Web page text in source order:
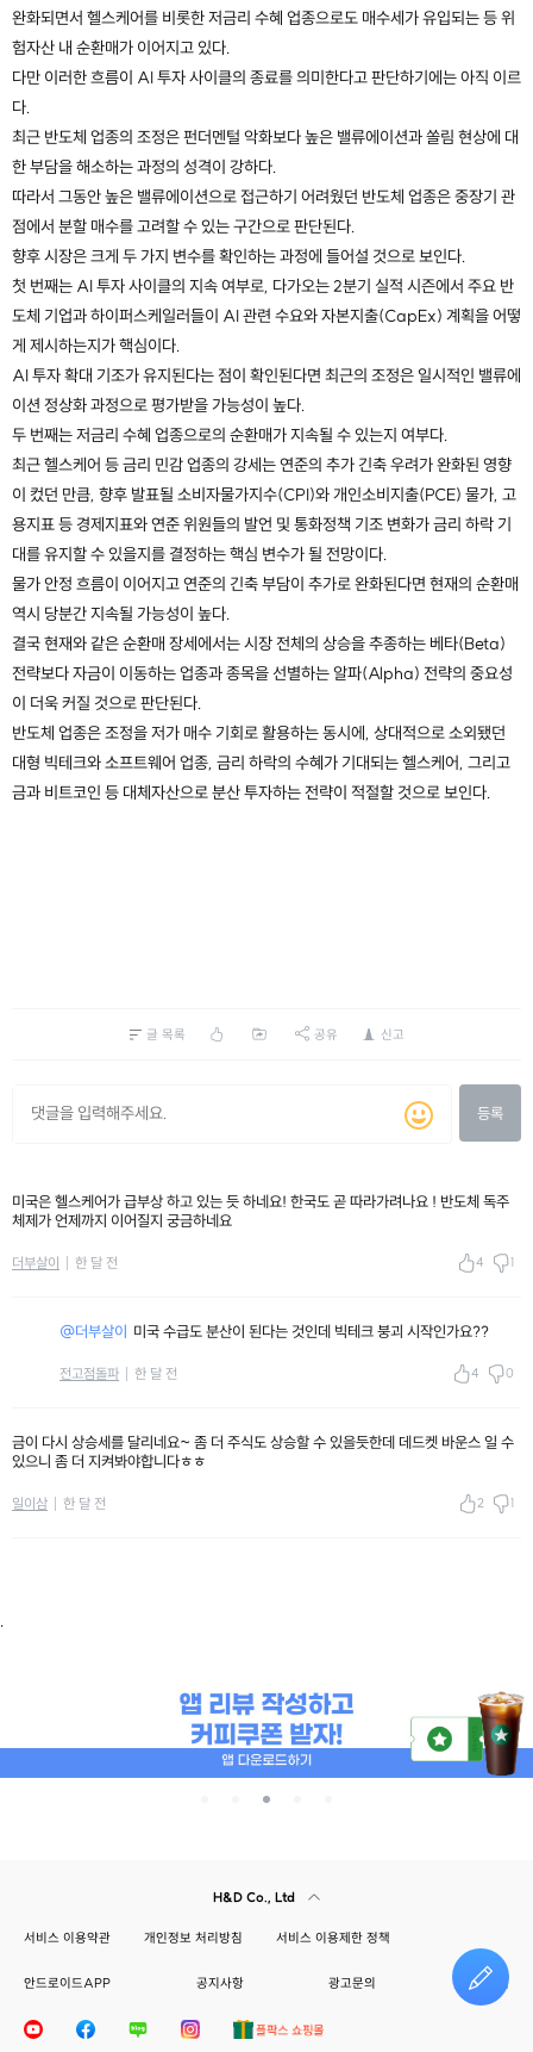
완화되면서 헬스케어를 비롯한 저금리 수혜 업종으로도 매수세가 유입되는 등 위
험자산 내 순환매가 이어지고 있다.
다만 이러한 흐름이 AI 투자 사이클의 종료를 의미한다고 판단하기에는 아직 이르
다.
최근 반도체 업종의 조정은 펀더멘털 악화보다 높은 밸류에이션과 쏠림 현상에 대
한 부담을 해소하는 과정의 성격이 강하다.
따라서 그동안 높은 밸류에이션으로 접근하기 어려웠던 반도체 업종은 중장기 관
점에서 분할 매수를 고려할 수 있는 구간으로 판단된다.
향후 시장은 크게 두 가지 변수를 확인하는 과정에 들어설 것으로 보인다.
첫 번째는 AI 투자 사이클의 지속 여부로, 다가오는 2분기 실적 시즌에서 주요 반
도체 기업과 하이퍼스케일러들이 AI 관련 수요와 자본지출(CapEx) 계획을 어떻
게 제시하는지가 핵심이다.
AI 투자 확대 기조가 유지된다는 점이 확인된다면 최근의 조정은 일시적인 밸류에
이션 정상화 과정으로 평가받을 가능성이 높다.
두 번째는 저금리 수혜 업종으로의 순환매가 지속될 수 있는지 여부다.
최근 헬스케어 등 금리 민감 업종의 강세는 연준의 추가 긴축 우려가 완화된 영향
이 컸던 만큼, 향후 발표될 소비자물가지수(CPI)와 개인소비지출(PCE) 물가, 고
용지표 등 경제지표와 연준 위원들의 발언 및 통화정책 기조 변화가 금리 하락 기
대를 유지할 수 있을지를 결정하는 핵심 변수가 될 전망이다.
물가 안정 흐름이 이어지고 연준의 긴축 부담이 추가로 완화된다면 현재의 순환매
역시 당분간 지속될 가능성이 높다.
결국 현재와 같은 순환매 장세에서는 시장 전체의 상승을 추종하는 베타(Beta)
전략보다 자금이 이동하는 업종과 종목을 선별하는 알파(Alpha) 전략의 중요성
이 더욱 커질 것으로 판단된다.
반도체 업종은 조정을 저가 매수 기회로 활용하는 동시에, 상대적으로 소외됐던
대형 빅테크와 소프트웨어 업종, 금리 하락의 수혜가 기대되는 헬스케어, 그리고
금과 비트코인 등 대체자산으로 분산 투자하는 전략이 적절할 것으로 보인다.
글 목록 공유 신고
등록
미국은 헬스케어가 급부상 하고 있는 듯 하네요! 한국도 곧 따라가려나요 ! 반도체 독주
체제가 언제까지 이어질지 궁금하네요
더부살이 한 달 전 4 1
@더부살이 미국 수급도 분산이 된다는 것인데 빅테크 붕괴 시작인가요??
전고점돌파 한 달 전 4 0
금이 다시 상승세를 달리네요~ 좀 더 주식도 상승할 수 있을듯한데 데드켓 바운스 일 수
있으니 좀 더 지켜봐야합니다ㅎㅎ
일이삼 한 달 전 2 1
.
H&D Co., Ltd
서비스 이용약관 개인정보 처리방침 서비스 이용제한 정책
안드로이드APP 공지사항 광고문의 건의하기